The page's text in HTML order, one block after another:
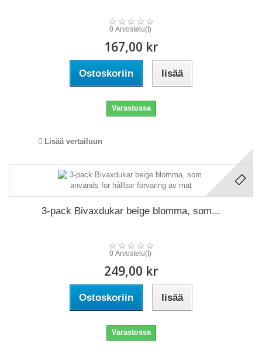
0 Arvostelu(t)
167,00 kr
Ostoskoriin lisää
Varastossa
Lisää vertailuun
3-pack Bivaxdukar beige blomma, som...
0 Arvostelu(t)
249,00 kr
Ostoskoriin lisää
Varastossa